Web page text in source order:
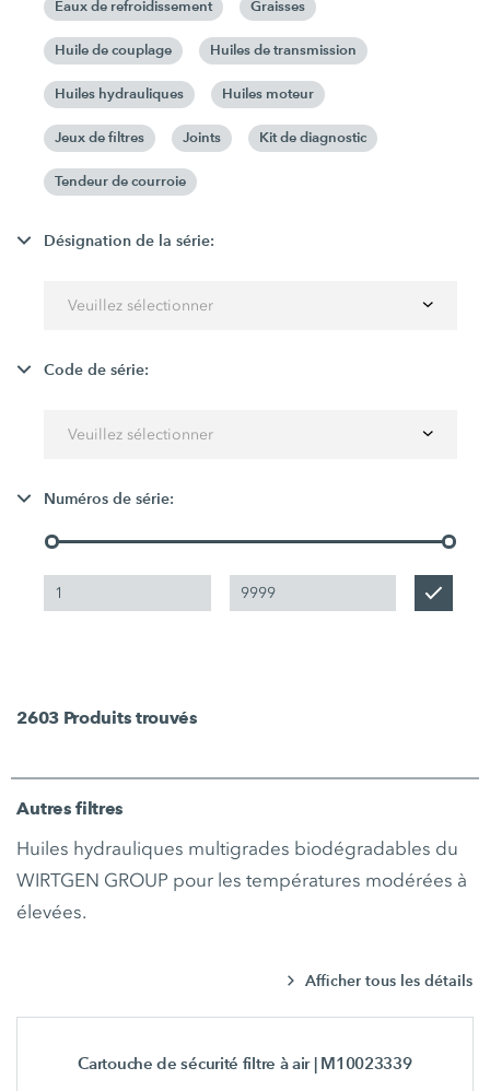
Eaux de refroidissement Graisses
Huile de couplage Huiles de transmission
Huiles hydrauliques Huiles moteur
Jeux de filtres Joints Kit de diagnostic
Tendeur de courroie
Désignation de la série:
Veuillez sélectionner
Code de série:
Veuillez sélectionner
Numéros de série:
2603 Produits trouvés
Autres filtres
Huiles hydrauliques multigrades biodégradables du
WIRTGEN GROUP pour les températures modérées à
élevées.
Afficher tous les détails
Cartouche de sécurité filtre à air | M10023339